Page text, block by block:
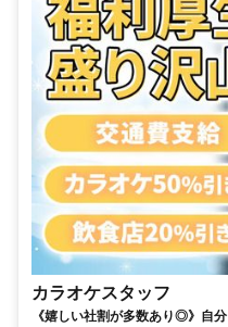
カラオケスタッフ
《嬉しい社割が多数あり◎》自